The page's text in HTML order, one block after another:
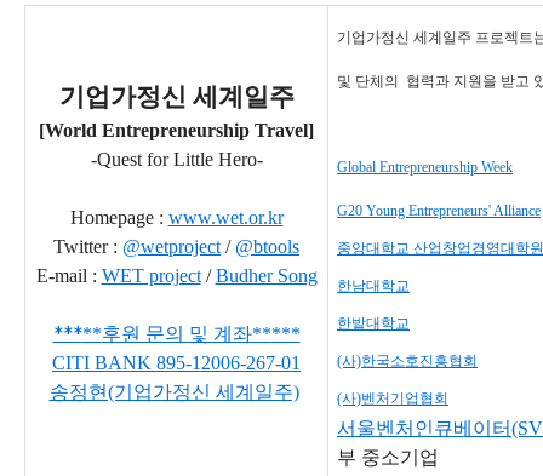
기업가정신 세계일주
[World Entrepreneurship Travel]
-Quest for Little Hero-
Homepage : www.wet.or.kr
Twitter : @wetproject / @btools
E-mail : WET project/Budher Song
*****후원 문의 및 계좌*****
CITI BANK 895-12006-267-01
송정현(기업가정신 세계일주)
기업가정신 세계일주 프로젝트
및 단체의 협력과 지원을 받고
Global Entrepreneurship Week
G20 Young Entrepreneurs' Alliance
중앙대학교 산업창업경영대학원
한남대학교
한밭대학교
(사)한국소호진흥협회
(사)벤처기업협회
서울벤처인큐베이터
부 중소기업